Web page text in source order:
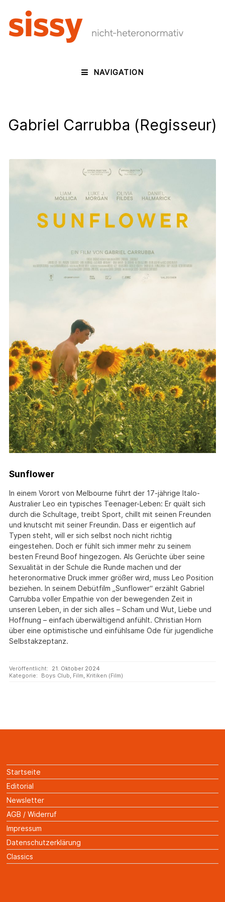
NAVIGATION
Gabriel Carrubba (Regisseur)
Sunflower
In einem Vorort von Melbourne führt der 17-jährige Italo-
Australier Leo ein typisches Teenager-Leben: Er quält sich
durch die Schultage, treibt Sport, chillt mit seinen Freunden
und knutscht mit seiner Freundin. Dass er eigentlich auf
Typen steht, will er sich selbst noch nicht richtig
eingestehen. Doch er fühlt sich immer mehr zu seinem
besten Freund Boof hingezogen. Als Gerüchte über seine
Sexualität in der Schule die Runde machen und der
heteronormative Druck immer größer wird, muss Leo Position
beziehen. In seinem Debütfilm „Sunflower“ erzählt Gabriel
Carrubba voller Empathie von der bewegenden Zeit in
unseren Leben, in der sich alles – Scham und Wut, Liebe und
Hoffnung – einfach überwältigend anfühlt. Christian Horn
über eine optimistische und einfühlsame Ode für jugendliche
Selbstakzeptanz.
Veröffentlicht:
21. Oktober 2024
Kategorie:
Boys Club, Film, Kritiken (Film)
Startseite
Editorial
Newsletter
AGB / Widerruf
Impressum
Datenschutzerklärung
Classics